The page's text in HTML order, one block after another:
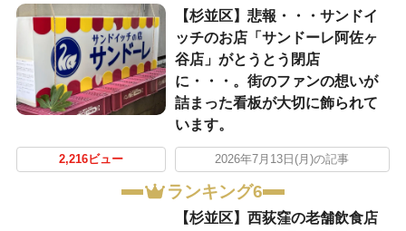
【杉並区】悲報・・・サンドイ
ッチのお店「サンドーレ阿佐ヶ
谷店」がとうとう閉店
に・・・。街のファンの想いが
詰まった看板が大切に飾られて
います。
2,216ビュー 2026年7月13日(月)の記事
ランキング6
【杉並区】西荻窪の老舗飲食店